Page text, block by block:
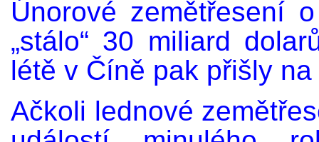
Únorové zemětřesení
„stálo“ 30 miliard
létě v Číně pak přišly
Ačkoli lednové